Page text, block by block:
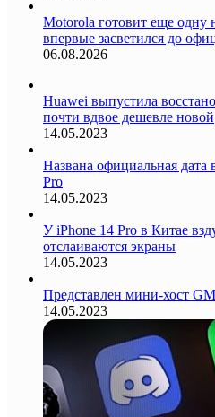
Motorola готовит еще одну
впервые засветился до
06.08.2026
Huawei выпустила
почти вдвое дешевле новой
14.05.2023
Названа официальная
Pro
14.05.2023
У iPhone 14 Pro в Китае
отслаиваются экраны
14.05.2023
Представлен мини-хост
14.05.2023